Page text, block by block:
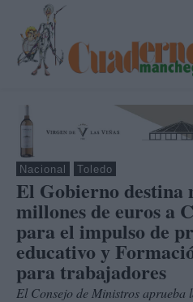
Nacional Toledo
El Gobierno destina
millones de euros a
para el impulso de
educativo y
para trabajadores
El Consejo de Ministros aprueba